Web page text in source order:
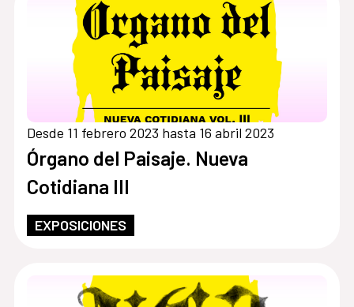
Desde 11 febrero 2023 hasta 16 abril 2023
Órgano del Paisaje. Nueva
Cotidiana III
EXPOSICIONES